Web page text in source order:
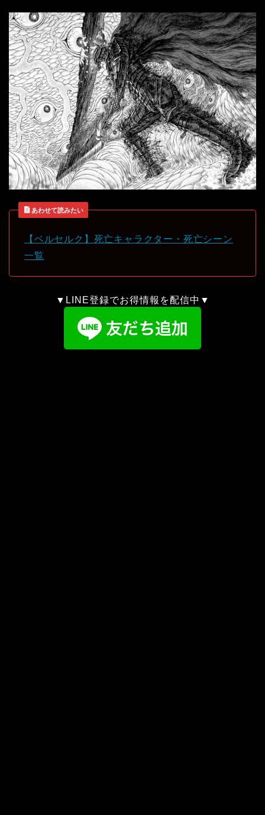
あわせて読みたい
【ベルセルク】死亡キャラクター・死亡シーン
一覧
▼LINE登録でお得情報を配信中▼